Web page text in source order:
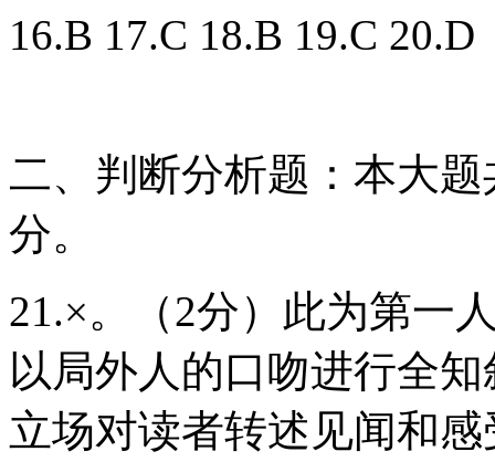
16.B 17.C 18.B 19.C 20.D
二、判断分析题：本大
分。
21.×。（2分）此为第一
以局外人的口吻进行全
立场对读者转述见闻和